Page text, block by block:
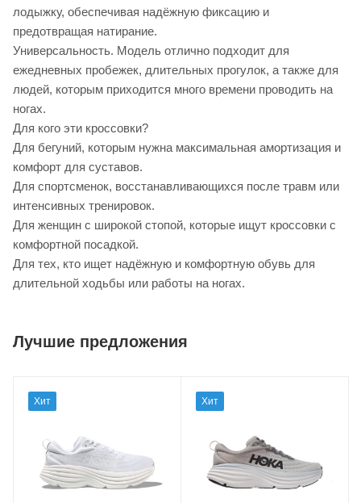
лодыжку, обеспечивая надёжную фиксацию и
предотвращая натирание.
Универсальность. Модель отлично подходит для
ежедневных пробежек, длительных прогулок, а также для
людей, которым приходится много времени проводить на
ногах.
Для кого эти кроссовки?
Для бегуний, которым нужна максимальная амортизация и
комфорт для суставов.
Для спортсменок, восстанавливающихся после травм или
интенсивных тренировок.
Для женщин с широкой стопой, которые ищут кроссовки с
комфортной посадкой.
Для тех, кто ищет надёжную и комфортную обувь для
длительной ходьбы или работы на ногах.
Лучшие предложения
Хит Хит